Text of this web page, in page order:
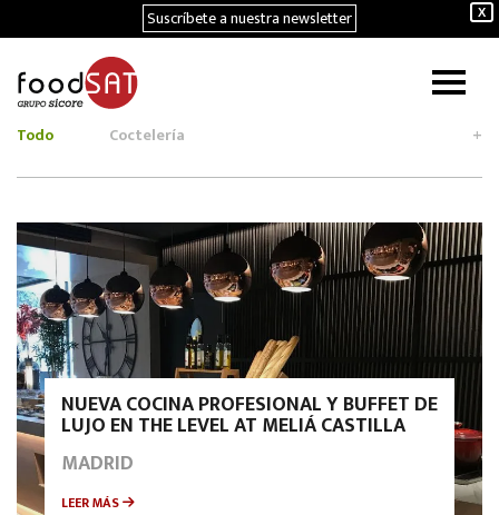
X
Suscríbete a nuestra newsletter
Todo Coctelería +
NUEVA COCINA PROFESIONAL Y BUFFET DE
LUJO EN THE LEVEL AT MELIÁ CASTILLA
MADRID
LEER MÁS